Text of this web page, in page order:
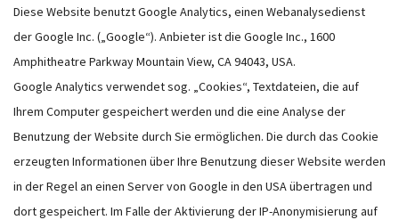
Diese Website benutzt Google Analytics, einen Webanalysedienst
der Google Inc. („Google“). Anbieter ist die Google Inc., 1600
Amphitheatre Parkway Mountain View, CA 94043, USA.
Google Analytics verwendet sog. „Cookies“, Textdateien, die auf
Ihrem Computer gespeichert werden und die eine Analyse der
Benutzung der Website durch Sie ermöglichen. Die durch das Cookie
erzeugten Informationen über Ihre Benutzung dieser Website werden
in der Regel an einen Server von Google in den USA übertragen und
dort gespeichert. Im Falle der Aktivierung der IP-Anonymisierung auf